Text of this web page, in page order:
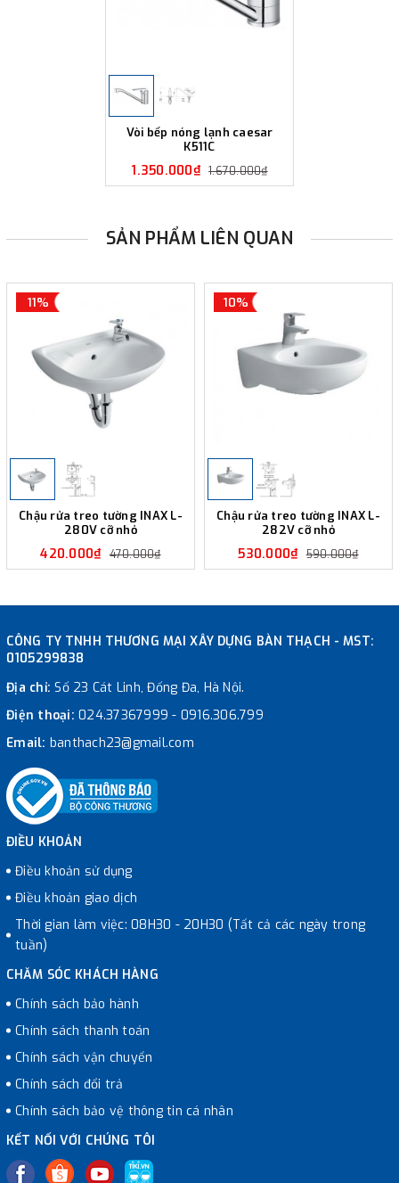
Vòi bếp nóng lạnh caesar
K511C
1.350.000₫ 1.670.000₫
SẢN PHẨM LIÊN QUAN
11%
Chậu rửa treo tường INAX L-
280V cỡ nhỏ
420.000₫ 470.000₫
10%
Chậu rửa treo tường INAX L-
282V cỡ nhỏ
530.000₫ 590.000₫
CÔNG TY TNHH THƯƠNG MẠI XÂY DỰNG BÀN THẠCH - MST:
0105299838
Địa chỉ:Số 23 Cát Linh, Đống Đa, Hà Nội.
Điện thoại: 024.37367999 - 0916.306.799
Email: banthach23@gmail.com
ĐIỀU KHOẢN
Điều khoản sử dụng
Điều khoản giao dịch
Thời gian làm việc: 08H30 - 20H30 (Tất cả các ngày trong
tuần)
CHĂM SÓC KHÁCH HÀNG
Chính sách bảo hành
Chính sách thanh toán
Chính sách vận chuyển
Chính sách đổi trả
Chính sách bảo vệ thông tin cá nhân
KẾT NỐI VỚI CHÚNG TÔI